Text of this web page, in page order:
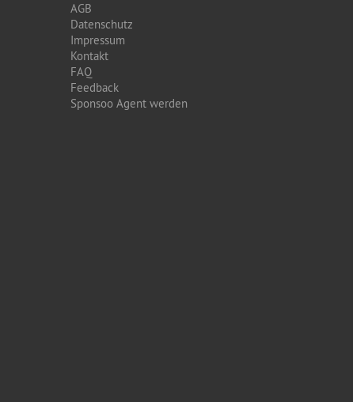
AGB
Datenschutz
Impressum
Kontakt
FAQ
Feedback
Sponsoo Agent werden